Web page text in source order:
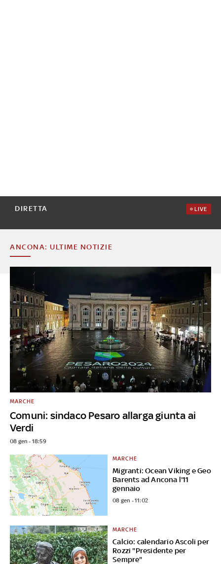
DIRETTA LIVE
ANCONA: ULTIME NOTIZIE
Comuni: sindaco Pesaro allarga giunta ai
Verdi
MARCHE
08 gen - 18:59
Migranti: Ocean Viking e Geo
Barents ad Ancona l'11
gennaio
MARCHE
08 gen - 11:02
Calcio: calendario Ascoli per
Rozzi "Presidente per
Sempre"
MARCHE